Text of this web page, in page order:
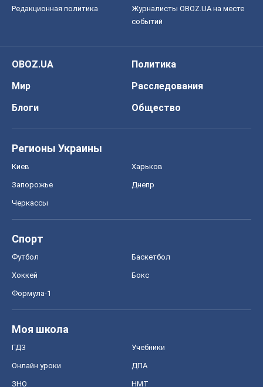
конфиденциальности
Документы
Редакционная политика
Журналисты OBOZ.UA на месте
Политика
Блоги
Регионы Украины
Киев
Запорожье Днепр
Черкассы
Спорт
Футбол
Хоккей Бокс
Формула-1
Моя школа
ГДЗ Учебники